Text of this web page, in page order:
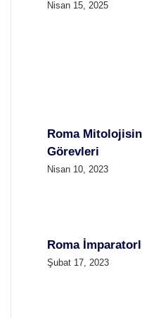
Nisan 15, 2025
Roma
Görevleri
Nisan 10, 2023
Roma
Şubat 17, 2023